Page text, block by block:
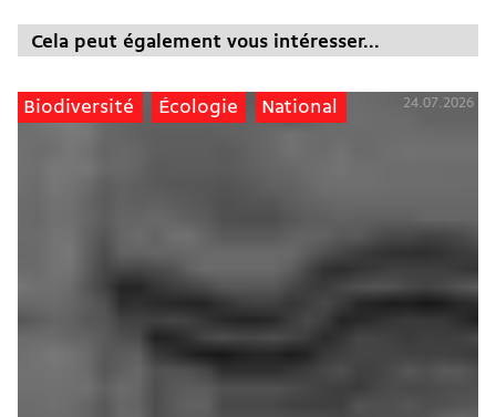
Cela peut également vous intéresser...
Biodiversité Écologie National 24.07.2026